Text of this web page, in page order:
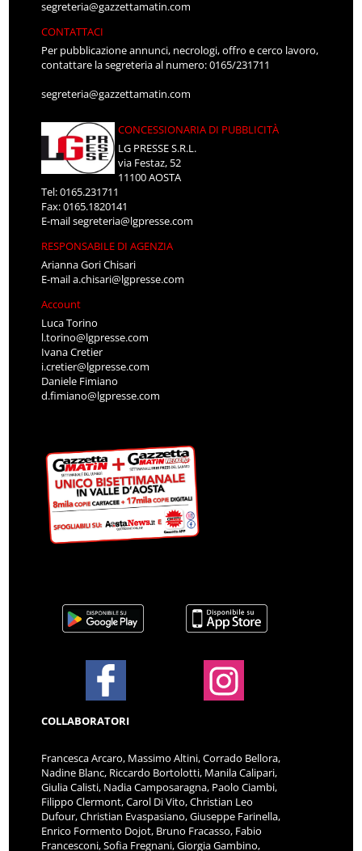
segreteria@gazzettamatin.com
CONTATTACI
Per pubblicazione annunci, necrologi, offro e cerco lavoro,
contattare la segreteria al numero: 0165/231711
segreteria@gazzettamatin.com
CONCESSIONARIA DI PUBBLICITÀ
LG PRESSE S.R.L.
via Festaz, 52
11100 AOSTA
Tel: 0165.231711
Fax: 0165.1820141
E-mailsegreteria@lgpresse.com
RESPONSABILE DI AGENZIA
Arianna Gori Chisari
E-maila.chisari@lgpresse.com
Account
Luca Torino
l.torino@lgpresse.com
Ivana Cretier
i.cretier@lgpresse.com
Daniele Fimiano
d.fimiano@lgpresse.com
COLLABORATORI
Francesca Arcaro, Massimo Altini, Corrado Bellora,
Nadine Blanc, Riccardo Bortolotti, Manila Calipari,
Giulia Calisti, Nadia Camposaragna, Paolo Ciambi,
Filippo Clermont, Carol Di Vito, Christian Leo
Dufour, Christian Evaspasiano, Giuseppe Farinella,
Enrico Formento Dojot, Bruno Fracasso, Fabio
Francesconi, Sofia Fregnani, Giorgia Gambino,